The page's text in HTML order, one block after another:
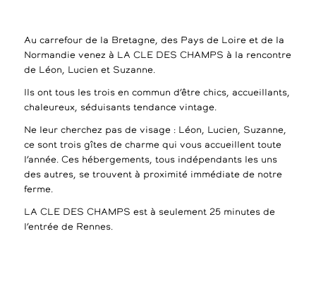
Au carrefour de la Bretagne, des Pays de Loire et de la
Normandie venez à LA CLE DES CHAMPS à la rencontre
de Léon, Lucien et Suzanne.
Ils ont tous les trois en commun d’être chics, accueillants,
chaleureux, séduisants tendance vintage.
Ne leur cherchez pas de visage : Léon, Lucien, Suzanne,
ce sont trois gîtes de charme qui vous accueillent toute
l’année. Ces hébergements, tous indépendants les uns
des autres, se trouvent à proximité immédiate de notre
ferme.
LA CLE DES CHAMPS est à seulement 25 minutes de
l’entrée de Rennes.